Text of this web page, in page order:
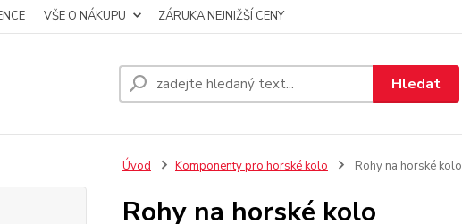
VŠE O NÁKUPU ZÁRUKA NEJNIŽŠÍ CENY
Hledat
Úvod Komponenty pro horské kolo Rohy na horské kolo
Rohy na horské kolo